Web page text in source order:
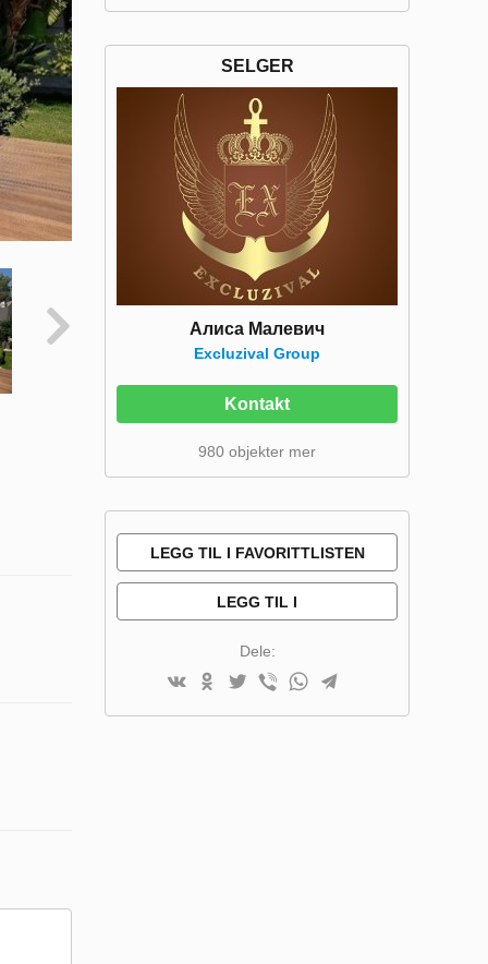
SELGER
Алиса Малевич
Excluzival Group
Kontakt
980 objekter mer
LEGG TIL I FAVORITTLISTEN
LEGG TIL I
Dele: